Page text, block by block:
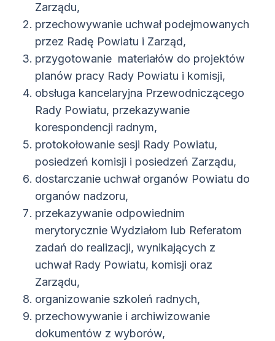
Zarządu,
przechowywanie uchwał podejmowanych
przez Radę Powiatu i Zarząd,
przygotowanie materiałów do projektów
planów pracy Rady Powiatu i komisji,
obsługa kancelaryjna Przewodniczącego
Rady Powiatu, przekazywanie
korespondencji radnym,
protokołowanie sesji Rady Powiatu,
posiedzeń komisji i posiedzeń Zarządu,
dostarczanie uchwał organów Powiatu do
organów nadzoru,
przekazywanie odpowiednim
merytorycznie Wydziałom lub Referatom
zadań do realizacji, wynikających z
uchwał Rady Powiatu, komisji oraz
Zarządu,
organizowanie szkoleń radnych,
przechowywanie i archiwizowanie
dokumentów z wyborów,